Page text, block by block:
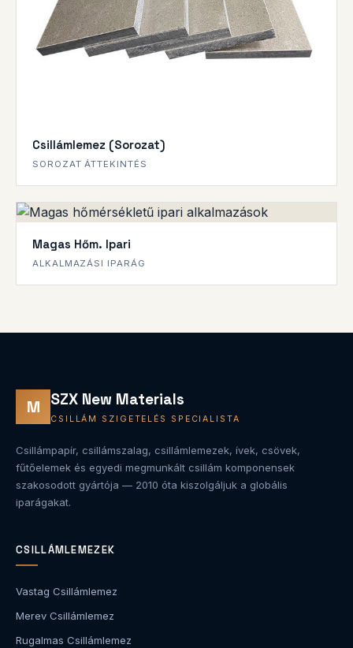
Csillámlemez (Sorozat)
SOROZAT ÁTTEKINTÉS
Magas Hőm. Ipari
ALKALMAZÁSI IPARÁG
M SZX New Materials
CSILLÁM SZIGETELÉS SPECIALISTA
Csillámpapír, csillámszalag, csillámlemezek, ívek, csövek,
fűtőelemek és egyedi megmunkált csillám komponensek
szakosodott gyártója — 2010 óta kiszolgáljuk a globális
iparágakat.
CSILLÁMLEMEZEK
Vastag Csillámlemez
Merev Csillámlemez
Rugalmas Csillámlemez